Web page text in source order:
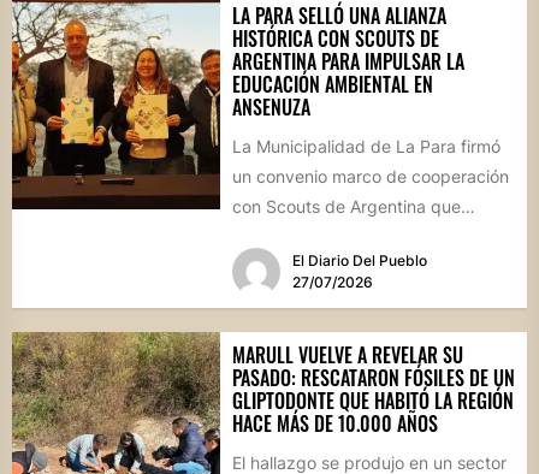
LA PARA SELLÓ UNA ALIANZA
HISTÓRICA CON SCOUTS DE
ARGENTINA PARA IMPULSAR LA
EDUCACIÓN AMBIENTAL EN
ANSENUZA
La Municipalidad de La Para firmó
un convenio marco de cooperación
con Scouts de Argentina que
educativas,...El Diario Del Pueblo
27/07/2026
MARULL VUELVE A REVELAR SU
PASADO: RESCATARON FÓSILES DE UN
GLIPTODONTE QUE HABITÓ LA REGIÓN
HACE MÁS DE 10.000 AÑOS
El hallazgo se produjo en un sector